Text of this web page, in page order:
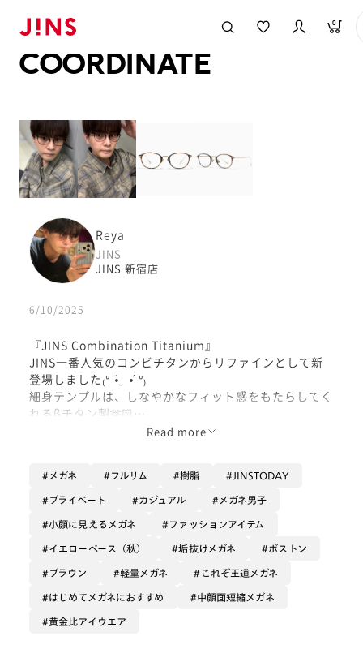
0
COORDINATE
Reya
JINS
JINS 新宿店
6/10/2025
『JINS Combination Titanium』
JINS一番人気のコンビチタンからリファインとして新
登場しました₍ᐡ •̀ ̫ •́ ᐡ₎
細身テンプルは、しなやかなフィット感をもたらしてく
れるβチタン製🫶🏻
フロントは超軽量樹脂素材を採用し、必要最小限の厚み
(◞‿◟)
Read more
メガネ フルリム 樹脂 JINSTODAY
プライベート カジュアル メガネ男子
小顔に見えるメガネ ファッションアイテム
イエローベース（秋） 垢抜けメガネ ボストン
ブラウン 軽量メガネ これぞ王道メガネ
はじめてメガネにおすすめ 中顔面短縮メガネ
黄金比アイウエア